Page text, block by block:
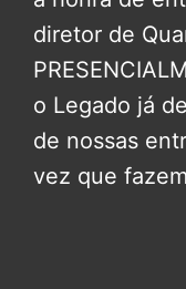
diretor de
o Legado já
de nossas
vez que